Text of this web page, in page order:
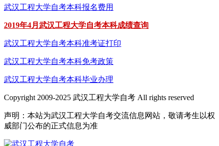
武汉工程大学自考本科报名费用
2019年4月武汉工程大学自考本科成绩查询
武汉工程大学自考本科准考证打印
武汉工程大学自考本科免考政策
武汉工程大学自考本科毕业办理
Copyright 2009-2025 武汉工程大学自考 All rights reserved
声明：本站为武汉工程大学自考交流信息网站，敬请考生以权
威部门公布的正式信息为准